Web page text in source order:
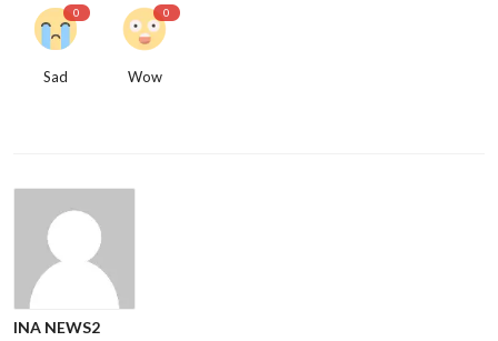
0
Sad
0
Wow
INA NEWS2